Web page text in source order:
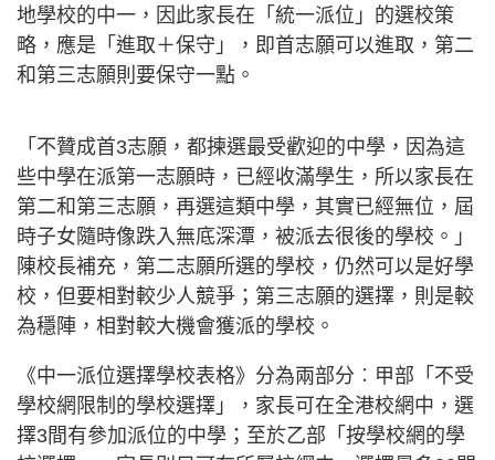
地學校的中一，因此家長在「統一派位」的選校策
略，應是「進取＋保守」，即首志願可以進取，第二
和第三志願則要保守一點。
「不贊成首3志願，都揀選最受歡迎的中學，因為這
些中學在派第一志願時，已經收滿學生，所以家長在
第二和第三志願，再選這類中學，其實已經無位，屆
時子女隨時像跌入無底深潭，被派去很後的學校。」
陳校長補充，第二志願所選的學校，仍然可以是好學
校，但要相對較少人競爭；第三志願的選擇，則是較
為穩陣，相對較大機會獲派的學校。
《中一派位選擇學校表格》分為兩部分︰甲部「不受
學校網限制的學校選擇」，家長可在全港校網中，選
擇3間有參加派位的中學；至於乙部「按學校網的學